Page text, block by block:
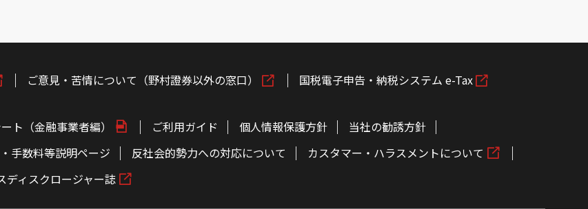
ご意見・苦情について（野村證券以外の窓口） 国税電子申告・納税システム e-Tax
ト（金融事業者編） ご利用ガイド 個人情報保護方針
当社の勧誘方針
手数料等説明ページ 反社会的勢力への対応について
カスタマー・ハラスメントについて
ディスクロージャー誌